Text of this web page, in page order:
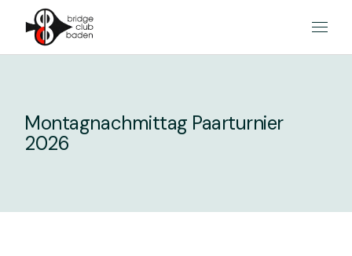
content
Montagnachmittag Paarturnier
2026